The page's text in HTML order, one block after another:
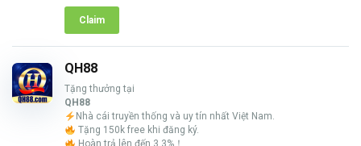
Claim
QH88
Tặng thưởng tại
QH88
Nhà cái truyền thống và uy tín nhất Việt Nam.
Tặng 150k free khi đăng ký.